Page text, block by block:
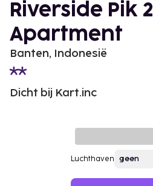
Riverside Pik 2
Apartment
Banten, Indonesië
Dicht bij Kart.inc
Luchthaven